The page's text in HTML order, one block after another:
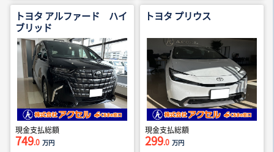
トヨタ アルファード ハイ
ブリッド
現金支払総額
749.0 万円
トヨタ プリウス
現金支払総額
299.0 万円